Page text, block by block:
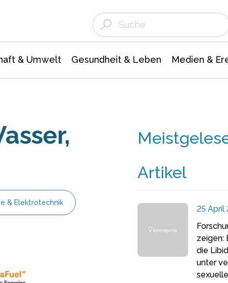
& Umwelt Gesundheit & Leben Medien &
& Elektrotechnik
Artikel
25 April
zeigen:
die
unter